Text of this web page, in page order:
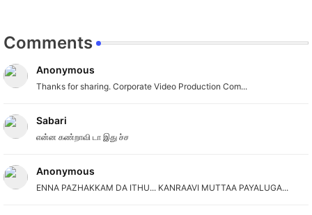
Comments
Anonymous
Thanks for sharing. Corporate Video Production Com...
Sabari
என்ன கண்றாவி டா இது ச்ச
Anonymous
ENNA PAZHAKKAM DA ITHU... KANRAAVI MUTTAA PAYALUGA...